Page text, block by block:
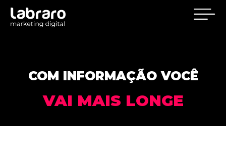
COM INFORMAÇÃO VOCÊ
VAI MAIS LONGE